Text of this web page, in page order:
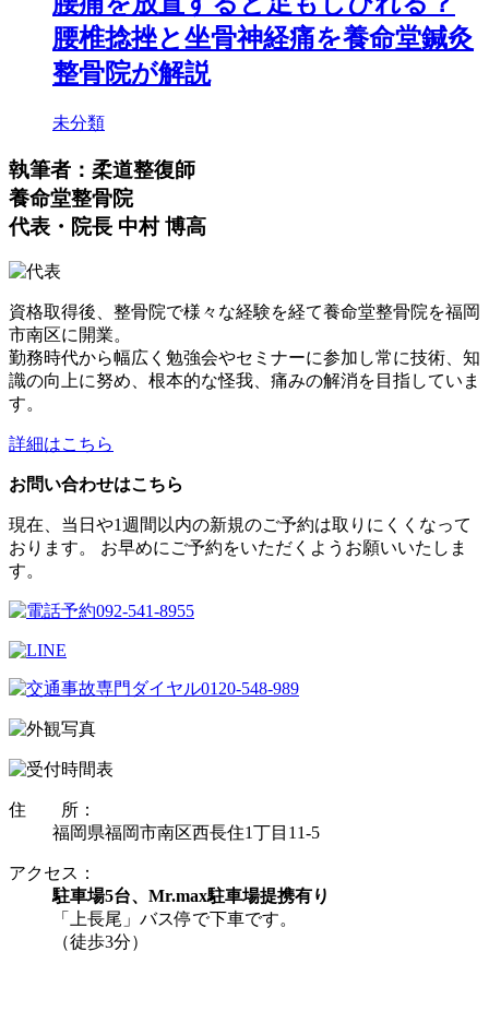
腰椎捻挫と坐骨神経痛を養命堂鍼灸
整骨院が解説
未分類
執筆者：柔道整復師
養命堂整骨院
代表・院長 中村 博高
資格取得後、整骨院で様々な経験を経て養命堂整骨院を福岡
市南区に開業。
勤務時代から幅広く勉強会やセミナーに参加し常に技術、知
識の向上に努め、根本的な怪我、痛みの解消を目指していま
す。
詳細はこちら
お問い合わせはこちら
現在、当日や1週間以内の新規のご予約は取りにくくなって
おります。 お早めにご予約をいただくようお願いいたしま
す。
住 所：
福岡県福岡市南区西長住1丁目11-5
アクセス：
駐車場5台、Mr.max駐車場提携有り
「上長尾」バス停で下車です。
（徒歩3分）